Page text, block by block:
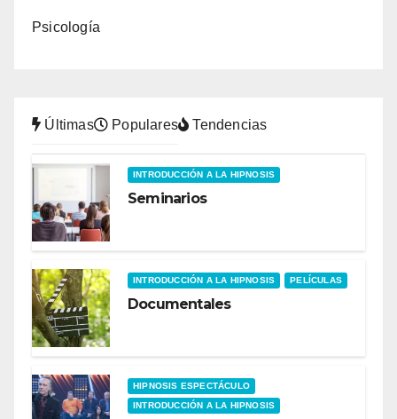
Psicología
Últimas Populares Tendencias
INTRODUCCIÓN A LA HIPNOSIS
Seminarios
INTRODUCCIÓN A LA HIPNOSIS PELÍCULAS
Documentales
HIPNOSIS ESPECTÁCULO
INTRODUCCIÓN A LA HIPNOSIS